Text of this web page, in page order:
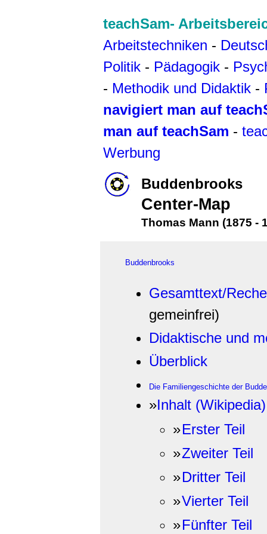
teachSam-
Arbeitstechniken -
Politik - Pädagogik -
- Methodik und Didaktik -
navigiert man auf
man auf teachSam -
Werbung
Buddenbrooks
Center-Map
Thomas Mann (1875 -
Buddenbrooks
Gesamttext/
gemeinfrei)
Didaktische und
Überblick
Die Familiengeschichte der
»Inhalt (Wikipedia)
»Erster Teil
»Zweiter Teil
»Dritter Teil
»Vierter Teil
»Fünfter Teil